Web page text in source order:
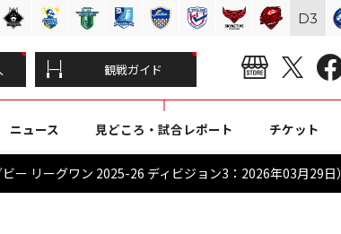
観戦ガイド
ニュース 見どころ・試合レポート チケット
リーグワン 2025-26 ディビジョン3：2026年03月29日）
D3